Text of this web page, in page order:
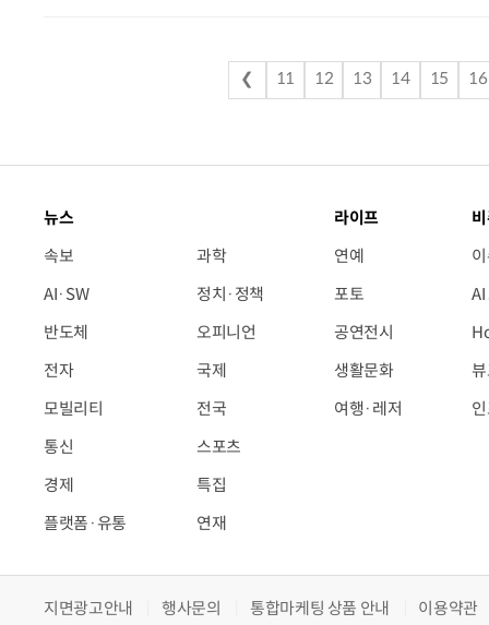
❮ 11 12 13 14 15 16
뉴스
속보
AI·SW
반도체
전자
모빌리티
통신
경제
플랫폼·유통
과학
정치·정책
오피니언
국제
전국
스포츠
특집
연재
라이프
연예
포토
공연전시
생활문화
여행·레저
지면광고안내 행사문의 통합마케팅 상품 안내 이용약관